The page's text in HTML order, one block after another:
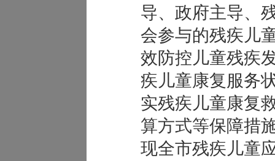
导、政府主导、
会参与的残疾儿
效防控儿童残疾
疾儿童康复服务
实残疾儿童康复
算方式等保障措
现全市残疾儿童